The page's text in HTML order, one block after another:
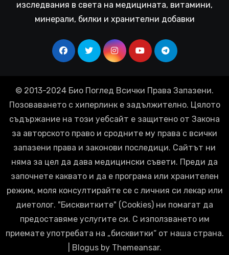
изследвания в света на медицината, витамини,
минерали, билки и хранителни добавки
© 2013-2024 Био Поглед Всички Права Запазени.
Позоваването с хиперлинк е задължително. Цялото
съдържание на този уебсайт е защитено от Закона
за авторското право и сродните му права с всички
запазени права и законови последици. Сайтът ни
няма за цел да дава медицински съвети. Преди да
започнете каквато и да е програма или хранителен
режим, моля консултирайте се с личния си лекар или
диетолог. "Бисквитките" (Cookies) ни помагат да
предоставяме услугите си. С използването им
приемате употребата на „бисквитки“ от наша страна.
Blogusby Themeansar.